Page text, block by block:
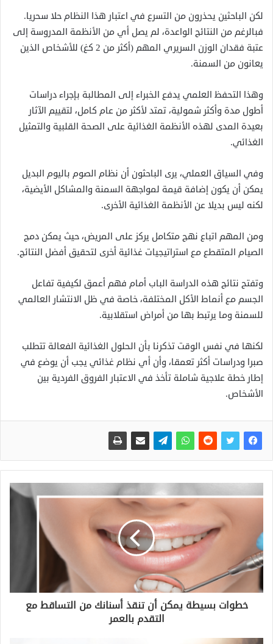
لكن الباحثين يحذرون من التسرع في اعتبار هذا النظام حلا سحريا.
فبالرغم من النتائج الواعدة، لم يصل أي من الأنظمة المدروسة إلى
عتبة فقدان الوزن السريري المهم (أكثر من 2 كغ) للأشخاص الذين
يعانون من السمنة.
وهذا التحفظ العلمي يدفع الخبراء إلى المطالبة بإجراء دراسات
أطول مدة وأكثر شمولية، تمتد لأكثر من عام كامل، لتقييم الآثار
بعيدة المدى لهذه الأنظمة الغذائية على الصحة القلبية والتمثيل
الغذائي.
وفي السياق العملي، يرى الباحثون أن نظام الصوم باليوم البديل
يمكن أن يكون إضافة قيمة لمواجهة السمنة والمشاكل الأيضية،
لكنه ليس بديلا عن الأنظمة الغذائية الأخرى.
ومن المهم اتباع نهج متكامل يركز على المريض، حيث يمكن دمج
الصيام المتقطع مع استراتيجيات غذائية أخرى لتحقيق أفضل النتائج.
وتفتح نتائج هذه الدراسة الباب أمام فهم أعمق لكيفية تفاعل
الجسم مع أنماط الأكل المختلفة، خاصة في ظل الانتشار العالمي
للسمنة وما يرتبط بها من أمراض استقلابية.
لكنها في نفس الوقت تذكرنا بأن الحلول الغذائية الفعالة تتطلب
صبرا ودراسات أكثر تعمقا، وأن أي نظام غذائي يجب أن يوضع في
إطار خطة علاجية شاملة تأخذ في الاعتبار الفروق الفردية بين
الأشخاص.
خطوات بسيطة يمكن أن تنقذ أسنانك من التساقط مع
التقدم بالعمر